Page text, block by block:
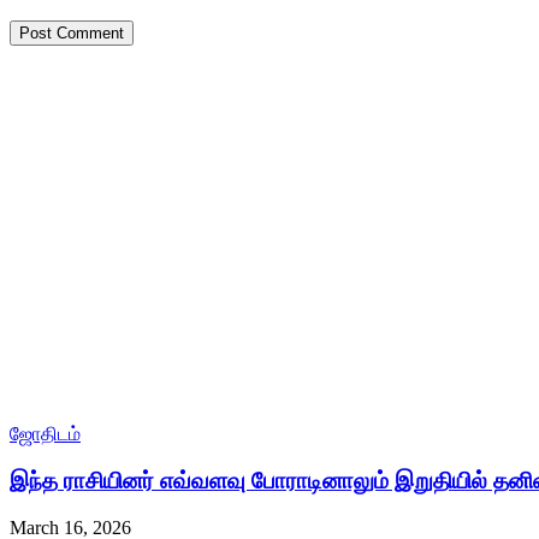
ஜோதிடம்
இந்த ராசியினர் எவ்வளவு போராடினாலும் இறுதியில்
March 16, 2026